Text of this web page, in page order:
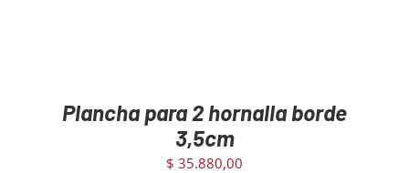
Plancha para 2 hornalla borde
3,5cm
$ 35.880,00